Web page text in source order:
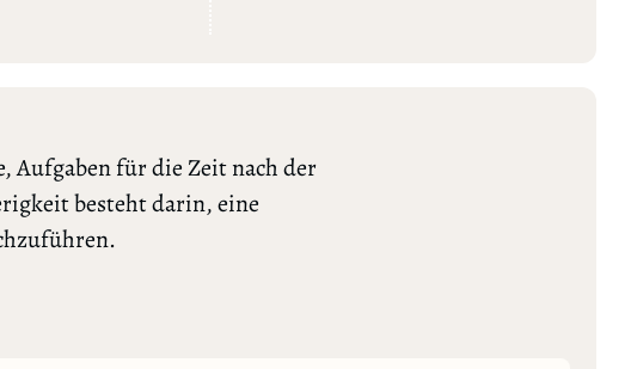
Aufgaben für die Zeit nach der
besteht darin, eine